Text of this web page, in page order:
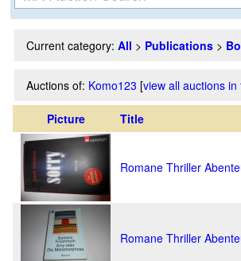
Current category: All > Publications >
Auctions of: Komo123 [view all auctions
Picture Title
Romane Thriller
Romane Thriller